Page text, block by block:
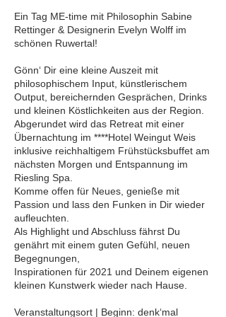
Ein Tag ME-time mit Philosophin Sabine
Rettinger & Designerin Evelyn Wolff im
schönen Ruwertal!
Gönn‘ Dir eine kleine Auszeit mit
philosophischem Input, künstlerischem
Output, bereichernden Gesprächen, Drinks
und kleinen Köstlichkeiten aus der Region.
Abgerundet wird das Retreat mit einer
Übernachtung im ****Hotel Weingut Weis
inklusive reichhaltigem Frühstücksbuffet am
nächsten Morgen und Entspannung im
Riesling Spa.
Komme offen für Neues, genieße mit
Passion und lass den Funken in Dir wieder
aufleuchten.
Als Highlight und Abschluss fährst Du
genährt mit einem guten Gefühl, neuen
Begegnungen,
Inspirationen für 2021 und Deinem eigenen
kleinen Kunstwerk wieder nach Hause.
Veranstaltungsort | Beginn: denk‘mal